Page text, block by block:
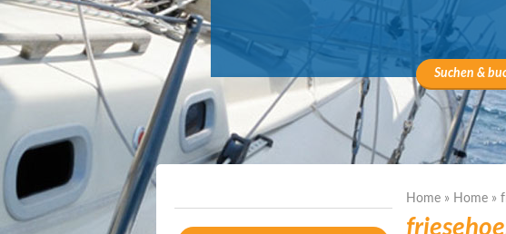
Suchen &
Home » Home »